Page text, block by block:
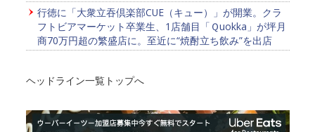
行徳に「大衆立吞倶楽部CUE（キュー）」が開業。クラ
フトビアマーケット卒業生、1店舗目「Ｑuokka」が坪月
商70万円超の繁盛店に。至近に“焼酎立ち飲み”を出店
ヘッドライン一覧トップへ